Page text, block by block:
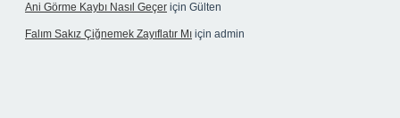
Ani Görme Kaybı Nasıl Geçer için Gülten
Falım Sakız Çiğnemek Zayıflatır Mı için admin